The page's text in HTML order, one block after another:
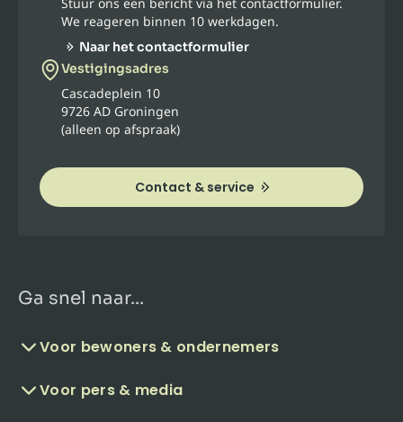
We reageren binnen 10 werkdagen.
Naar het contactformulier
Vestigingsadres
Cascadeplein 10
9726 AD Groningen
(alleen op afspraak)
Contact & service
Ga snel naar...
Voor bewoners & ondernemers
Voor pers & media